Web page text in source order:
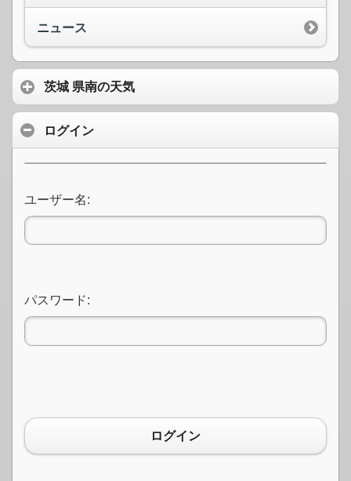
ニュース
茨城 県南の天気
ログイン
ユーザー名:
パスワード:
ログイン